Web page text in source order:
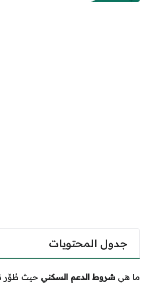
جدول المحتويات
ما هي شروط الدعم السكني حيث طُوِّر